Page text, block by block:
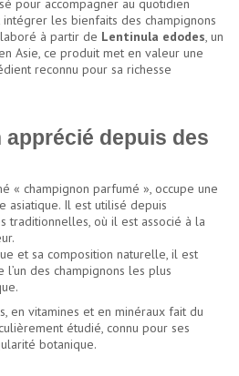
pour accompagner au quotidien
les bienfaits des champignons
à partir de Lentinula edodes, un
Asie, ce produit met en valeur une
reconnu pour sa richesse
depuis des
« champignon parfumé », occupe une
asiatique. Il est utilisé depuis
traditionnelles, où il est associé à la
et sa composition naturelle, il est
l’un des champignons les plus
en vitamines et en minéraux fait du
étudié, connu pour ses
botanique.